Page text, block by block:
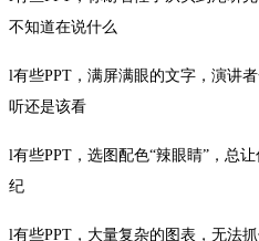
不知道在说什么
l有些PPT，满屏满眼的文字，演讲
听还是该看
l有些PPT，选图配色“辣眼睛”，总
纪
l有些PPT，大量复杂的图表，无法